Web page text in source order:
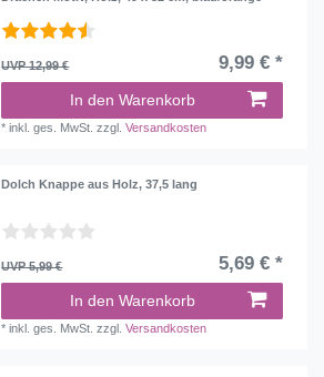
UVP 12,99 € 9,99 € *
In den Warenkorb
*inkl. ges. MwSt. zzgl.Versandkosten
Dolch Knappe aus Holz, 37,5 lang
UVP 5,99 € 5,69 € *
In den Warenkorb
*inkl. ges. MwSt. zzgl.Versandkosten